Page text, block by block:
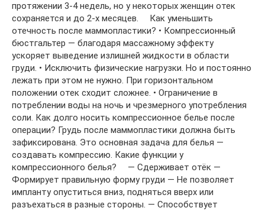
протяжении 3-4 недель, но у некоторых женщин отек
сохраняется и до 2-х месяцев. ⠀ Как уменьшить
отечность после маммопластики? • Компрессионный
бюстгальтер — благодаря массажному эффекту
ускоряет выведение излишней жидкости в области
груди. • Исключить физические нагрузки. Но и постоянно
лежать при этом не нужно. При горизонтальном
положении отек сходит сложнее. • Ограничение в
потреблении воды на ночь и чрезмерного употребления
соли. Как долго носить компрессионное белье после
операции? Грудь после маммопластики должна быть
зафиксирована. Это основная задача для белья —
создавать компрессию. Какие функции у
компрессионного белья? ⠀ — Сдерживает отёк —
Формирует правильную форму груди — Не позволяет
импланту опуститься вниз, подняться вверх или
разъехаться в разные стороны. — Способствует